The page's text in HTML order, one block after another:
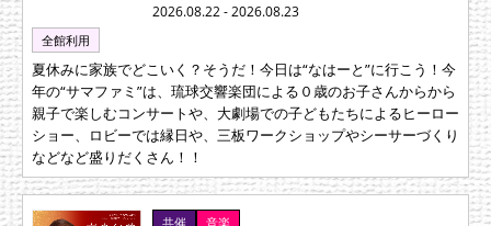
2026.08.22 - 2026.08.23
全館利用
夏休みに家族でどこいく？そうだ！今日は“なはーと”に行こう！今
年の“サマファミ”は、琉球交響楽団による０歳のお子さんからから
親子で楽しむコンサートや、大劇場での子どもたちによるヒーロー
ショー、ロビーでは縁日や、三板ワークショップやシーサーづくり
などなど盛りだくさん！！
共催 音楽